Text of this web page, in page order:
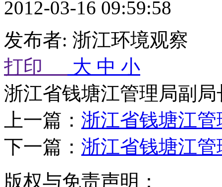
2012-03-16 09:59:58
发布者: 浙江环境观察
打印
大 中 小
浙江省钱塘江管理局副
上一篇： 浙江省钱塘江
下一篇： 浙江省钱塘江
版权与免责声明：